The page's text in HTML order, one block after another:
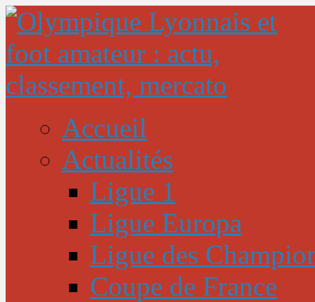
Accueil
Actualités
Ligue 1
Ligue Europa
Ligue des
Coupe de France